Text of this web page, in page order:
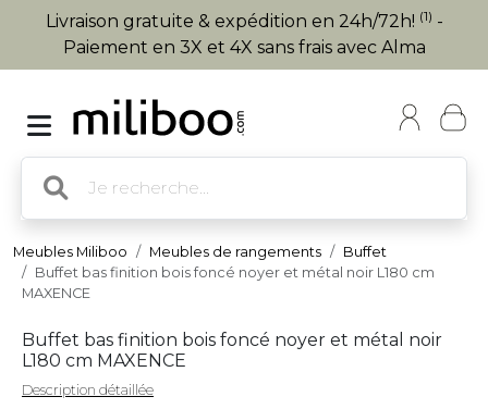
Livraison gratuite & expédition en 24h/72h! (1) -
Paiement en 3X et 4X sans frais avec Alma
Meubles Miliboo Meubles de rangements
Buffet
Buffet bas finition bois foncé noyer et métal noir L180 cm
MAXENCE
Buffet bas finition bois foncé noyer et métal noir
L180 cm MAXENCE
Description détaillée